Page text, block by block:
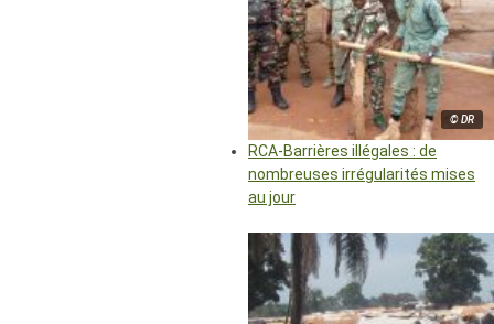
© DR
RCA-Barrières illégales : de
nombreuses irrégularités mises
au jour